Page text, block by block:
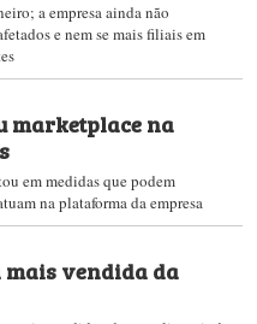
a empresa ainda não
e nem se mais filiais em
marketplace na
em medidas que podem
na plataforma da empresa
mais vendida da